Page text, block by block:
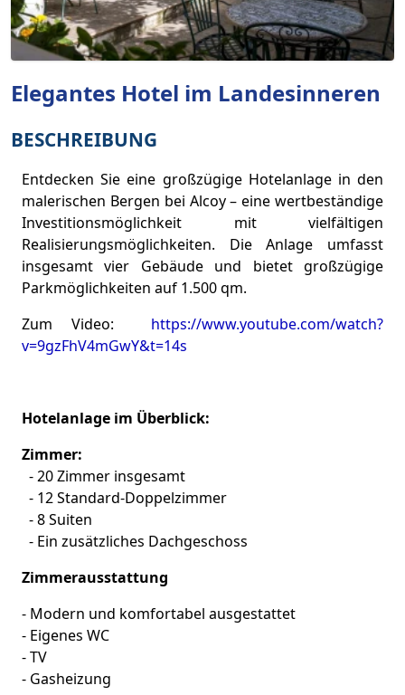
Elegantes Hotel im Landesinneren
BESCHREIBUNG
Entdecken Sie eine großzügige Hotelanlage in den
malerischen Bergen bei Alcoy – eine wertbeständige
Investitionsmöglichkeit mit vielfältigen
Realisierungsmöglichkeiten. Die Anlage umfasst
insgesamt vier Gebäude und bietet großzügige
Parkmöglichkeiten auf 1.500 qm.
Zum Video: https://www.youtube.com/watch?
v=9gzFhV4mGwY&t=14s
Hotelanlage im Überblick:
Zimmer:
- 20 Zimmer insgesamt
- 12 Standard-Doppelzimmer
- 8 Suiten
- Ein zusätzliches Dachgeschoss
Zimmerausstattung
- Modern und komfortabel ausgestattet
- Eigenes WC
- TV
- Gasheizung